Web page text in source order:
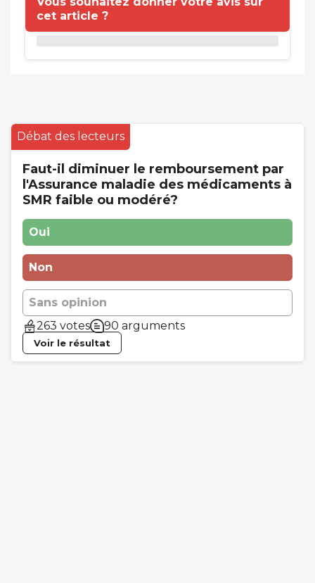
cet article ?
Débat des lecteurs
Faut-il diminuer le remboursement par
l'Assurance maladie des médicaments à
SMR faible ou modéré?
Oui
Non
Sans opinion
263 votes
90 arguments
Voir le résultat